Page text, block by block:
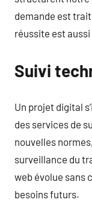
demande est
réussite est
Suivi
Un projet digital
des services de
nouvelles
surveillance du
web évolue sans
besoins futurs.